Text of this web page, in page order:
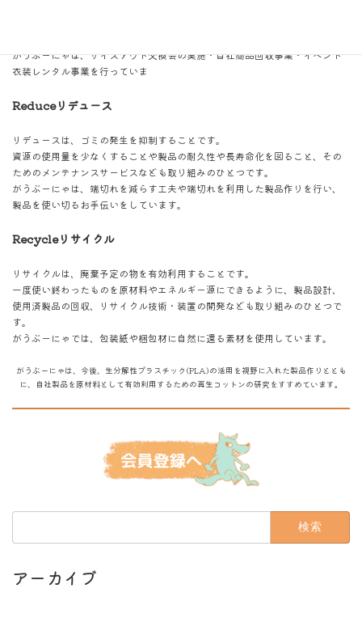
がうぶーにゃは、サイズアウト交換会の実施・自社商品回収事業・イベント
衣装レンタル事業を行っていま
Reduceリデュース
リデュースは、ゴミの発生を抑制することです。
資源の使用量を少なくすることや製品の耐久性や長寿命化を図ること、その
ためのメンテナンスサービスなども取り組みのひとつです。
がうぶーにゃは、端切れを減らす工夫や端切れを利用した製品作りを行い、
製品を使い切るお手伝いをしています。
Recycleリサイクル
リサイクルは、廃棄予定の物を有効利用することです。
一度使い終わったものを原材料やエネルギー源にできるように、製品設計、
使用済製品の回収、リサイクル技術・装置の開発なども取り組みのひとつで
す。
がうぶーにゃでは、包装紙や梱包材に自然に還る素材を使用しています。
がうぶーにゃは、今後、生分解性プラスチック(PLA)の活用を視野に入れた製品作りととも
に、自社製品を原材料として有効利用するための再生コットンの研究をすすめています。
アーカイブ